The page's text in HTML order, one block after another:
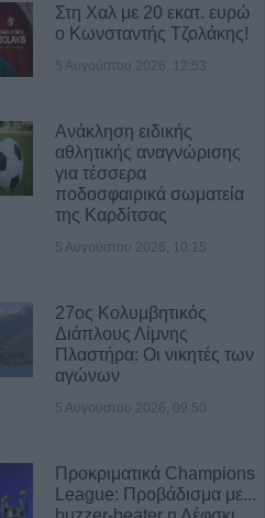
Στη Χαλ με 20 εκατ. ευρώ
ο Κωνσταντής Τζολάκης!
5 Αυγούστου 2026, 12:53
Ανάκληση ειδικής
αθλητικής αναγνώρισης
για τέσσερα
ποδοσφαιρικά σωματεία
της Καρδίτσας
5 Αυγούστου 2026, 10:15
27ος Κολυμβητικός
Διάπλους Λίμνης
Πλαστήρα: Οι νικητές των
αγώνων
5 Αυγούστου 2026, 09:50
Προκριματικά Champions
League: Προβάδισμα με...